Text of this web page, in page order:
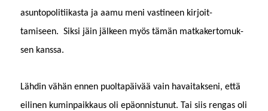
asun­topoli­ti­ikas­ta ja aamu meni vasti­neen kir­joit­
tamiseen. Sik­si jäin jäl­keen myös tämän matkak­er­to­muk­
sen kanssa.
Lähdin vähän ennen puoltapäivää vain havaitak­seni, että
eili­nen kumin­paikkaus oli epäon­nis­tunut. Tai siis ren­gas oli